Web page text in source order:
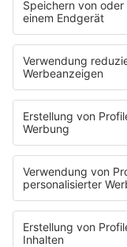
zu pflegen und
der richtigen
Planung steht
SAW-Land nichts
HOME
INFOS
Kontakt